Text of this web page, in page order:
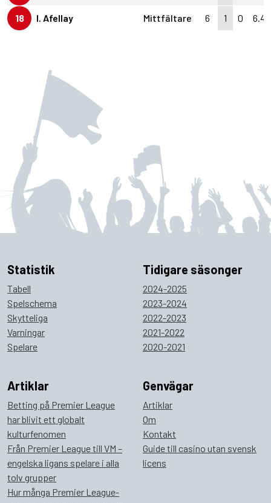
18 I. Afellay Mittfältare 6 1 0 6.4
Statistik
Tabell
Spelschema
Skytteliga
Varningar
Spelare
Tidigare säsonger
2024-2025
2023-2024
2022-2023
2021-2022
2020-2021
Artiklar
Betting på Premier League
har blivit ett globalt
kulturfenomen
Från Premier League till VM –
engelska ligans spelare i alla
tolv grupper
Hur många Premier League-
Genvägar
Artiklar
Om
Kontakt
Guide till casino utan svensk
licens